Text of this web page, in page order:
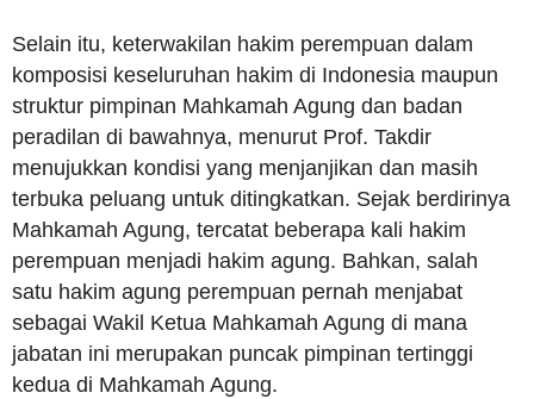
Selain itu, keterwakilan hakim perempuan dalam
komposisi keseluruhan hakim di Indonesia maupun
struktur pimpinan Mahkamah Agung dan badan
peradilan di bawahnya, menurut Prof. Takdir
menujukkan kondisi yang menjanjikan dan masih
terbuka peluang untuk ditingkatkan. Sejak berdirinya
Mahkamah Agung, tercatat beberapa kali hakim
perempuan menjadi hakim agung. Bahkan, salah
satu hakim agung perempuan pernah menjabat
sebagai Wakil Ketua Mahkamah Agung di mana
jabatan ini merupakan puncak pimpinan tertinggi
kedua di Mahkamah Agung.